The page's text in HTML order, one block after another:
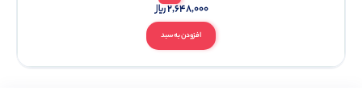
افزودن به سبد
2,648,000